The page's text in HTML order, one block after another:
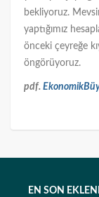
bekliyoruz.
yaptığımız
önceki çeyreğe
öngörüyoruz.
pdf.
EN SON